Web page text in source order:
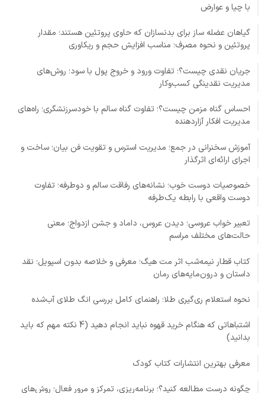
با چیا و عوارض
گیاهان عضله ساز برای بدنسازان که حاوی پروتئین هستند؛ مقدار
پروتئین و نحوه مصرف؛ مناسب افزایش حجم و ریکاوری
جریان نقدی چیست؟؛ تفاوت ورود و خروج پول با سود؛ روش‌های
مدیریت نقدینگی کسب‌وکار
احساس گناه مزمن چیست؟؛ تفاوت گناه سالم با خودسرزنشگری؛ راه‌های
مدیریت افکار آزاردهنده
آموزش سخنرانی در جمع؛ مدیریت استرس و تقویت فن بیان؛ ساخت و
اجرای ارائه‌ای اثرگذار
خصوصیات دوست خوب؛ نشانه‌های رفاقت سالم و دوطرفه؛ تفاوت
دوست واقعی با رابطه یک‌طرفه
تعبیر خواب عروسی؛ دیدن عروس، داماد و جشن ازدواج؛ معنی
حالت‌های مختلف مراسم
کتاب قطار نیمه‌شب اثر مت هیگ؛ معرفی و خلاصه بدون اسپویل؛ نقد
داستان و درون‌مایه‌های رمان
نحوه استعلام ری‌گیری طلا؛ راهنمای کامل بررسی انگ طلای آب‌شده
اشتباهاتی که هنگام خرید قهوه نباید انجام دهید (4 نکته مهم که باید
بدانید)
معرفی بهترین انتشارات کتاب کودک
چگونه درست مطالعه کنید؟؛ برنامه‌ریزی، تمرکز و مرور فعال؛ روش‌های